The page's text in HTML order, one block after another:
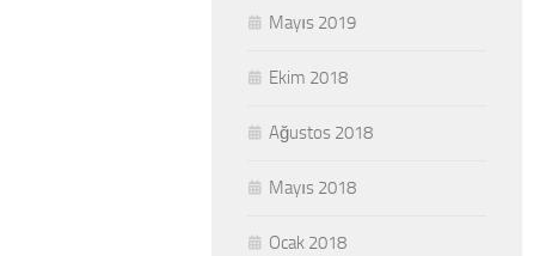
Mayıs 2019
Ekim 2018
Ağustos 2018
Mayıs 2018
Ocak 2018